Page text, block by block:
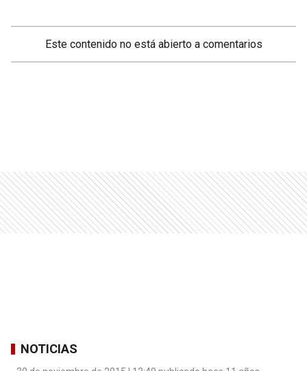
Este contenido no está abierto a comentarios
NOTICIAS